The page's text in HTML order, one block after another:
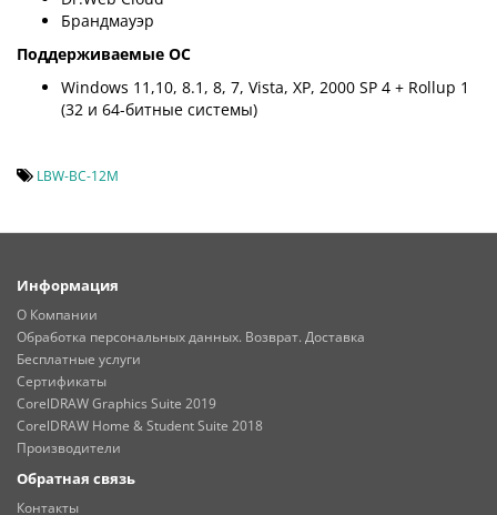
Брандмауэр
Поддерживаемые ОС
Windows 11,10, 8.1, 8, 7, Vista, XP, 2000 SP 4 + Rollup 1
(32 и 64-битные системы)
LBW-BC-12M
Информация
О Компании
Обработка персональных данных. Возврат. Доставка
Бесплатные услуги
Сертификаты
CorelDRAW Graphics Suite 2019
CorelDRAW Home & Student Suite 2018
Производители
Обратная связь
Контакты